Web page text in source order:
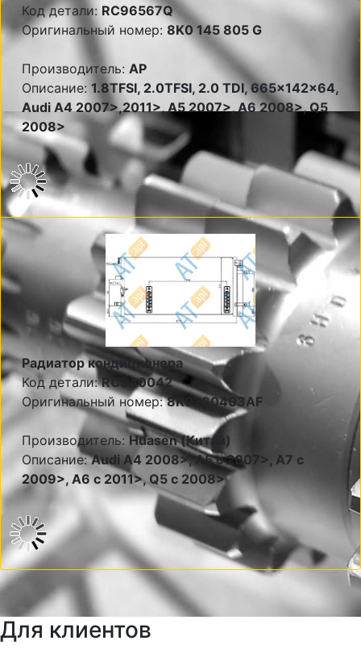
Код детали: RC96567Q
Оригинальный номер: 8K0 145 805 G
Производитель: AP
Описание: 1.8TFSI, 2.0TFSI, 2.0 TDI, 665x142x64,
Audi A4 2007>,2011>, A5 2007>, A6 2008>, Q5
2008>
Радиатор кондиционера
Код детали:RC940042
Оригинальный номер:8K0260403AF
Производитель: Huasen (Китай)
Описание:Audi A4 2008>, A5 c 2007>, A7 c
2009>, A6 c 2011>, Q5 c 2008>
Для клиентов